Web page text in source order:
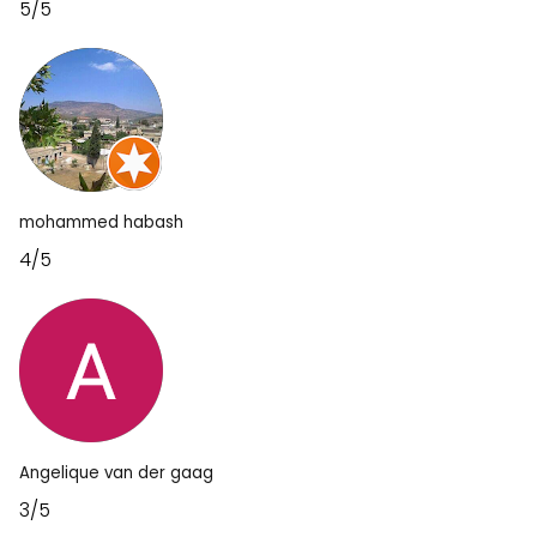
5/5
mohammed habash
4/5
Angelique van der gaag
3/5